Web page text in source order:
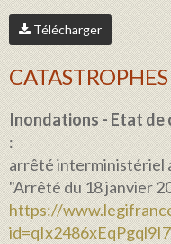
Télécharger
Inondations - Etat
:
arrêté interministériel
"Arrêté du 18 janvier
https://